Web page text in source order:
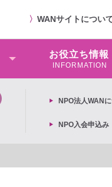
〉 WANサイトについ
お役⽴ち情報
INFORMATION
NPO法⼈WAN
NPO入会申込み
同参画基本計画の閣議決定へ